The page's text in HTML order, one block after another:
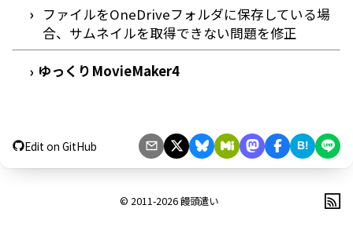
ファイルをOneDriveフォルダに保存している場
合、サムネイルを取得できない問題を修正
› ゆっくりMovieMaker4
Edit on GitHub B!
© 2011-2026饅頭遣い